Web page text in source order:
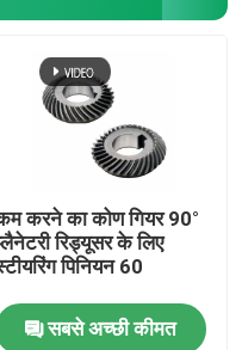
करने का कोण गियर 90°
रिड्यूसर के लिए
पिनियन 60
सबसे अच्छी कीमत